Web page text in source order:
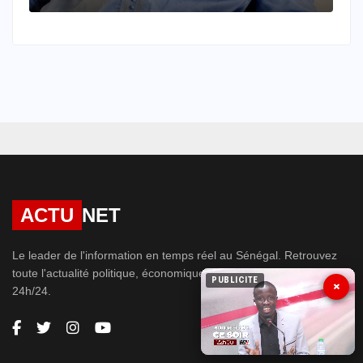
ACTU NET
Le leader de l'information en temps réel au Sénégal. Retrouvez
toute l'actualité politique, économique, société, sport et people
24h/24.
×
PUBLICITE